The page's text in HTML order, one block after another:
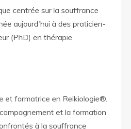
centrée sur la souffrance
aujourd'hui à des praticien-
(PhD) en thérapie
et formatrice en Reikiologie®.
et la formation
à la souffrance